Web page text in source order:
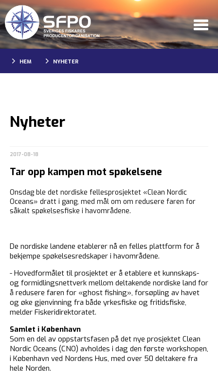
HEM NYHETER
Nyheter
2017-08-18
Tar opp kampen mot spøkelsene
Onsdag ble det nordiske fellesprosjektet «Clean Nordic
Oceans» dratt i gang, med mål om om redusere faren for
såkalt spøkelsesfiske i havområdene.
De nordiske landene etablerer nå en felles plattform for å
bekjempe spøkelsesredskaper i havområdene.
- Hovedformålet til prosjektet er å etablere et kunnskaps-
og formidlingsnettverk mellom deltakende nordiske land for
å redusere faren for «ghost fishing», forsøpling av havet
og øke gjenvinning fra både yrkesfiske og fritidsfiske,
melder Fiskeridirektoratet.
Samlet i København
Som en del av oppstartsfasen på det nye prosjektet Clean
Nordic Oceans (CNO) avholdes i dag den første workshopen,
i København ved Nordens Hus, med over 50 deltakere fra
hele Norden.